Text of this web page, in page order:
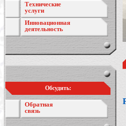
Технические
услуги
Инновационная
деятельность
Обсудить:
Обратная
связь